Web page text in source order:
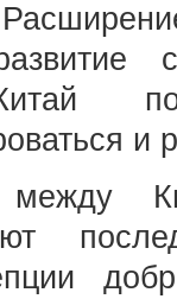
и
между